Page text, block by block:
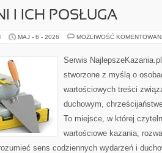
I ICH POSŁUGA
MAJ - 6 - 2026 MOŻLIWOŚĆ
Serwis
stworzone z myślą o
wartościowych treści
duchowym,
To miejsce, w której
wartościowe kazania,
sens codziennych wydarzeń i